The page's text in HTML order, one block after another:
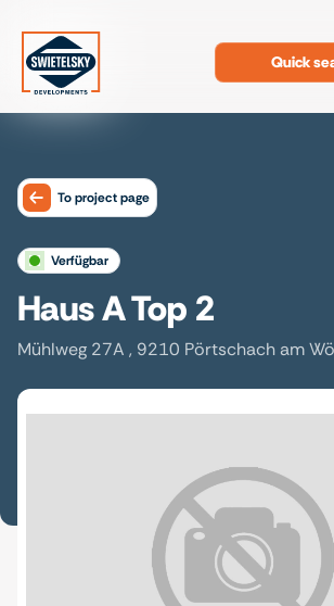
To the content Quick
To project page
verfügbar
Haus A Top 2
Mühlweg 27A , 9210 Pörtschach am